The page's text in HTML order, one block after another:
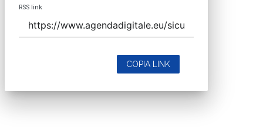
RSS link
COPIA LINK